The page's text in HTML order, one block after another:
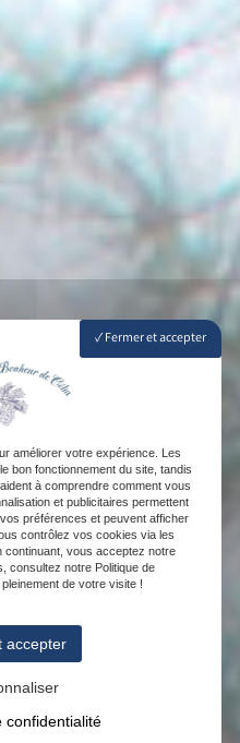
Fermer et accepter
améliorer votre expérience. Les
bon fonctionnement du site, tandis
à comprendre comment vous
et publicitaires permettent
préférences et peuvent afficher
contrôlez vos cookies via les
continuant, vous acceptez notre
consultez notre Politique de
de votre visite !
accepter
confidentialité